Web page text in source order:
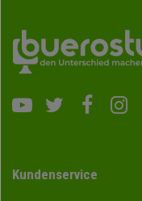
Kundenservice